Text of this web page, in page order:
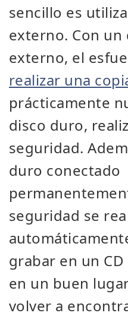
sencillo es
externo. Con un
externo, el
realizar una
prácticamente
disco duro,
seguridad.
duro conectado
seguridad se
grabar en un
en un buen
volver a